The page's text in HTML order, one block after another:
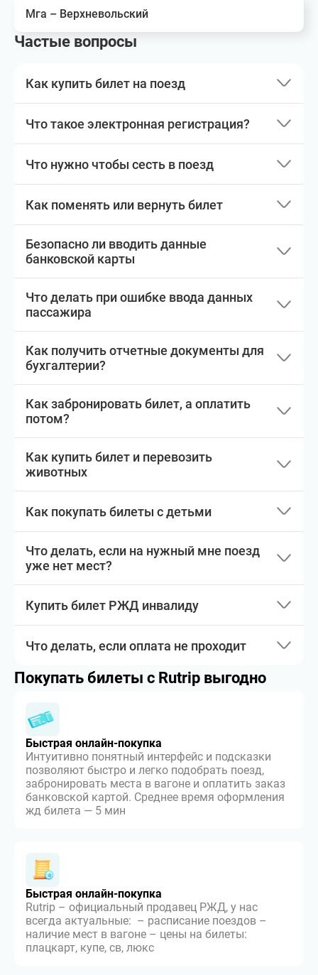
Мга – Верхневольский
Частые вопросы
Как купить билет на поезд
Что такое электронная регистрация?
Что нужно чтобы сесть в поезд
Как поменять или вернуть билет
Безопасно ли вводить данные
банковской карты
Что делать при ошибке ввода данных
пассажира
Как получить отчетные документы для
бухгалтерии?
Как забронировать билет, а оплатить
потом?
Как купить билет и перевозить
животных
Как покупать билеты с детьми
Что делать, если на нужный мне поезд
уже нет мест?
Купить билет РЖД инвалиду
Что делать, если оплата не проходит
Покупать билеты с Rutrip выгодно
Быстрая онлайн-покупка
Интуитивно понятный интерфейс и подсказки
позволяют быстро и легко подобрать поезд,
забронировать места в вагоне и оплатить заказ
банковской картой. Среднее время оформления
жд билета — 5 мин
Быстрая онлайн-покупка
Rutrip – официальный продавец РЖД, у нас
всегда актуальные: – расписание поездов –
наличие мест в вагоне – цены на билеты:
плацкарт, купе, св, люкс